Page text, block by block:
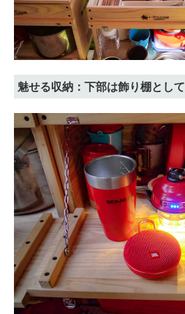
魅せる収納：下部は飾り棚として